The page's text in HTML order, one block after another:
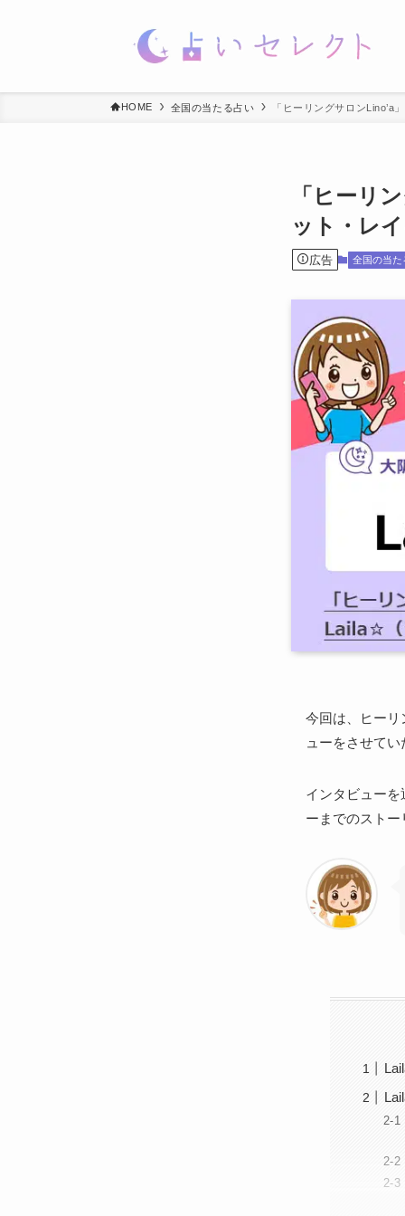
HOME 全国の当たる占い 「ヒーリングサロン
「ヒーリ
ット・レ
広告 全国の当た
今回は、ヒーリ
ューをさせてい
インタビュー
ーまでのストー